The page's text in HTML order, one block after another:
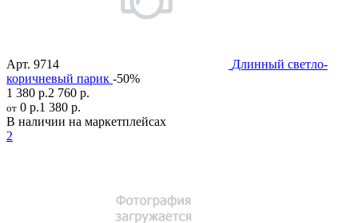
Арт. 9714
Длинный светло-
коричневый парик -50%
1 380 р.2 760 р.
от 0 р.1 380 р.
В наличии на маркетплейсах
2